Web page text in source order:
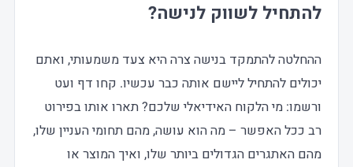
להתחיל לשווק לנישה?
ההחלטה להתמקד בנישה צרה היא צעד משמעותי, ואתם
יכולים להתחיל ליישם אותה כבר עכשיו. קחו דף ועט
ורשמו: מי הלקוח האידיאלי שלכם? תארו אותו בפירוט
רב ככל האפשר – מה הוא עושה, מהם תחומי העניין שלו,
מהם האתגרים הגדולים ביותר שלו, ואיך המוצר או